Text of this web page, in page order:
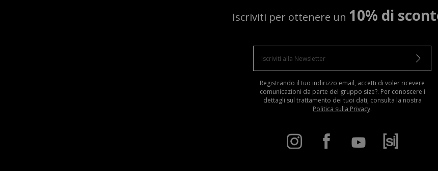
Iscriviti per ottenere un 10% di
Registrando il tuo indirizzo email, accetti di voler ricevere
comunicazioni da parte del gruppo size?. Per conoscere i
dettagli sul trattamento dei tuoi dati, consulta la nostra
Politica sulla Privacy.